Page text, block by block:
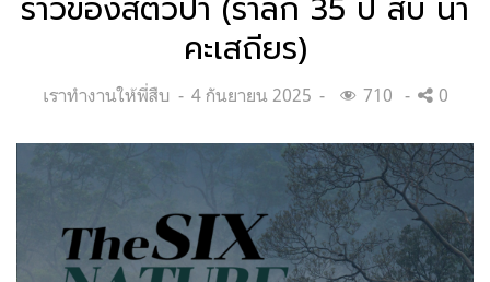
คะเสถียร)
Categories:
เราทำงานให้พี่สืบ
Posted
4 กันยายน 2025 710 0